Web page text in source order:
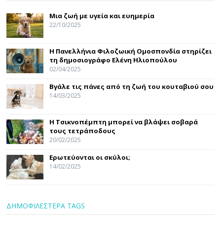
Μια ζωή με υγεία και ευημερία
22/10/2025
Η Πανελλήνια Φιλοζωική Ομοσπονδία στηρίζει
τη δημοσιογράφο Ελένη Ηλιοπούλου
02/04/2025
Βγάλε τις πάνες από τη ζωή του κουταβιού σου
14/03/2025
Η Τσικνοπέμπτη μπορεί να βλάψει σοβαρά
τους τετράποδους
20/02/2025
Ερωτεύονται οι σκύλοι;
14/02/2025
ΔΗΜΟΦΙΛΕΣΤΕΡΑ TAGS